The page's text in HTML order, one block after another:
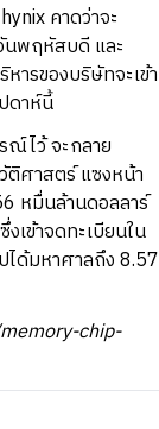
คาดว่าจะ
นพฤหัสบดี และ
หารของบริษัทจะเข้า
ดาห์นี้
ณ์ไว้ จะกลาย
ติศาสตร์ แซงหน้า
หมื่นล้านดอลลาร์
เข้าจดทะเบียนใน
ได้มหาศาลถึง 8.57
chip-